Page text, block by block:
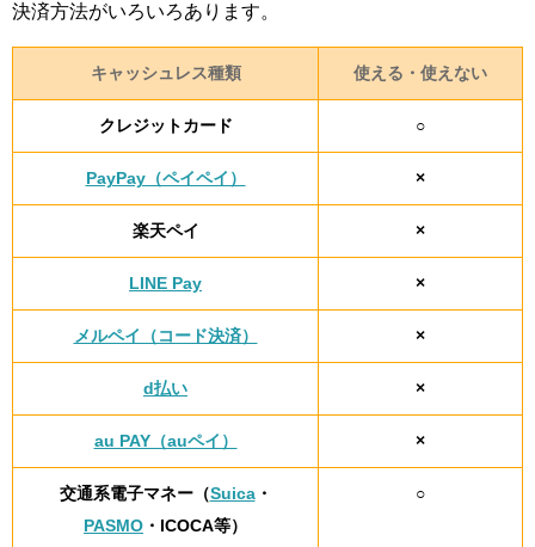
決済方法がいろいろあります。
キャッシュレス種類 使える・使えない
クレジットカード ○
PayPay（ペイペイ） ×
楽天ペイ ×
LINE Pay ×
メルペイ（コード決済） ×
d払い ×
au PAY（auペイ） ×
交通系電子マネー（Suica・
PASMO ・ICOCA等）
○